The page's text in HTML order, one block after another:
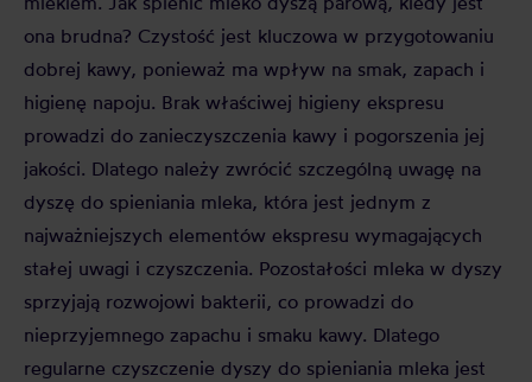
ona brudna? Czystość jest kluczowa w przygotowaniu
dobrej kawy, ponieważ ma wpływ na smak, zapach i
higienę napoju. Brak właściwej higieny ekspresu
prowadzi do zanieczyszczenia kawy i pogorszenia jej
jakości. Dlatego należy zwrócić szczególną uwagę na
dyszę do spieniania mleka, która jest jednym z
najważniejszych elementów ekspresu wymagających
stałej uwagi i czyszczenia. Pozostałości mleka w dyszy
sprzyjają rozwojowi bakterii, co prowadzi do
nieprzyjemnego zapachu i smaku kawy. Dlatego
regularne czyszczenie dyszy do spieniania mleka jest